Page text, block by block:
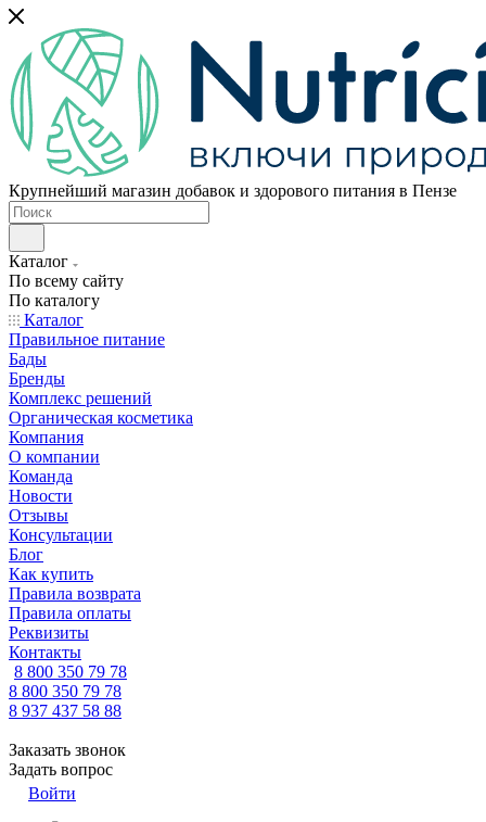
Крупнейший магазин добавок и здорового питания в Пензе
Каталог
По всему сайту
По каталогу
Каталог
Правильное питание
Бады
Бренды
Комплекс решений
Органическая косметика
Компания
О компании
Команда
Новости
Отзывы
Консультации
Блог
Как купить
Правила возврата
Правила оплаты
Реквизиты
Контакты
8 800 350 79 78
8 800 350 79 78
8 937 437 58 88
Заказать звонок
Задать вопрос
Войти